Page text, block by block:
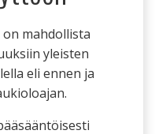
mahdollista
yleisten
eli ennen ja